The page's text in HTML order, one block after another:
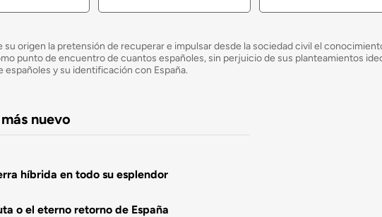
su origen la pretensión de recuperar e impulsar desde la sociedad civil el
punto de encuentro de cuantos españoles, sin perjuicio de sus planteamientos
y su identificación con España.
nuevo
híbrida en todo su esplendor
o el eterno retorno de España